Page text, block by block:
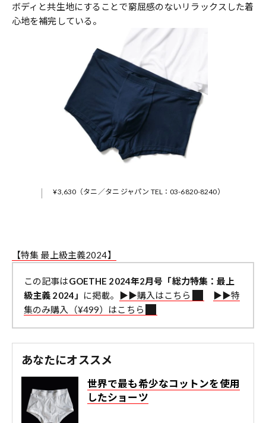
ボディと共生地にすることで窮屈感のないリラックスした着
心地を補完している。
¥3,630（タニ／タニ ジャパン TEL：03-6820-8240）
【特集 最上級主義2024】
この記事はGOETHE 2024年2月号「総力特集：最上
級主義 2024」
に掲載。 ▶︎▶︎購入はこちら
▶︎▶︎特
集のみ購入（¥499）はこちら
あなたにオススメ
世界で最も希少なコットンを使用
したショーツ